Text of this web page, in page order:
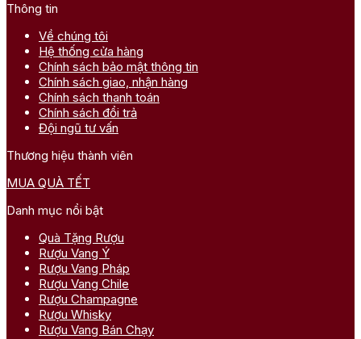
Thông tin
Về chúng tôi
Hệ thống cửa hàng
Chính sách bảo mật thông tin
Chính sách giao, nhận hàng
Chính sách thanh toán
Chính sách đổi trả
Đội ngũ tư vấn
Thương hiệu thành viên
MUA QUÀ TẾT
Danh mục nổi bật
Quà Tặng Rượu
Rượu Vang Ý
Rượu Vang Pháp
Rượu Vang Chile
Rượu Champagne
Rượu Whisky
Rượu Vang Bán Chạy